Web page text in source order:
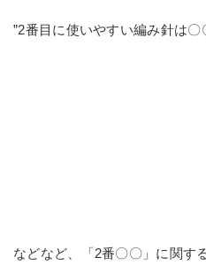
”2番目に使いやすい編み針は〇
などなど、「2番〇〇」に関す